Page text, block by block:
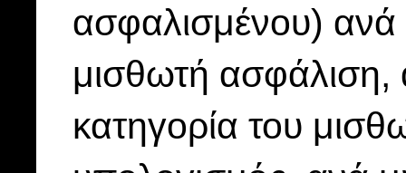
ασφαλισμένου)
μισθωτή ασφάλιση,
κατηγορία του